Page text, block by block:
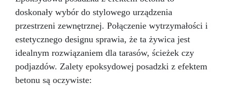
doskonały wybór do stylowego urządzenia
przestrzeni zewnętrznej. Połączenie wytrzymałości i
estetycznego designu sprawia, że ta żywica jest
idealnym rozwiązaniem dla tarasów, ścieżek czy
podjazdów. Zalety epoksydowej posadzki z efektem
betonu są oczywiste: